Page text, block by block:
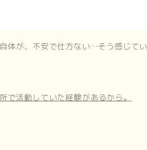
体が、不安で仕方ない…そう感じてい
で活動していた経験があるから。